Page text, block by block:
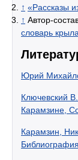
↑ «Рассказы
↑ Автор-
словарь
Юрий
Ключевский
Карамзине,
Карамзин,